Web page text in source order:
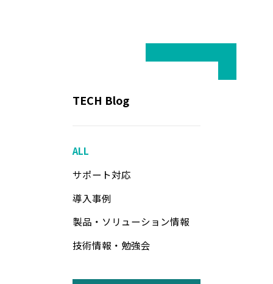
TECH Blog
ALL
サポート対応
導入事例
製品・ソリューション情報
技術情報・勉強会